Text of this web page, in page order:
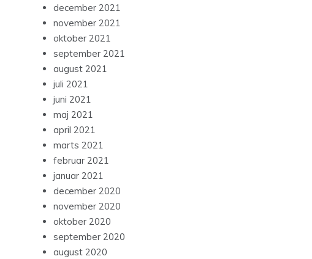
december 2021
november 2021
oktober 2021
september 2021
august 2021
juli 2021
juni 2021
maj 2021
april 2021
marts 2021
februar 2021
januar 2021
december 2020
november 2020
oktober 2020
september 2020
august 2020